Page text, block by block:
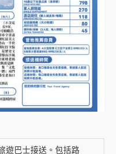
遊巴士接送。包括路